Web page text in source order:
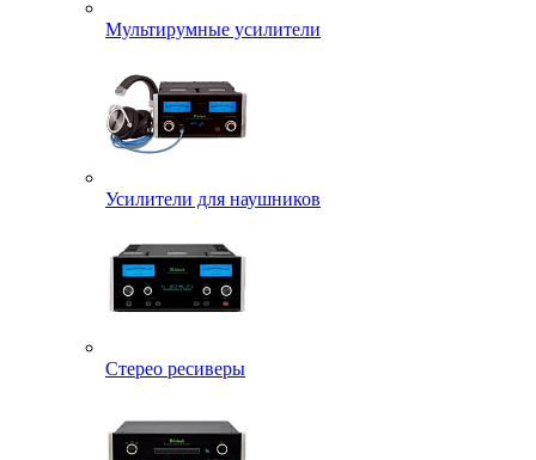
Мультирумные усилители
Усилители для наушников
Стерео ресиверы